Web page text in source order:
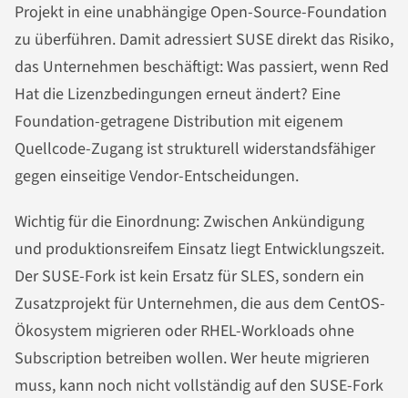
Projekt in eine unabhängige Open-Source-Foundation
zu überführen. Damit adressiert SUSE direkt das Risiko,
das Unternehmen beschäftigt: Was passiert, wenn Red
Hat die Lizenzbedingungen erneut ändert? Eine
Foundation-getragene Distribution mit eigenem
Quellcode-Zugang ist strukturell widerstandsfähiger
gegen einseitige Vendor-Entscheidungen.
Wichtig für die Einordnung: Zwischen Ankündigung
und produktionsreifem Einsatz liegt Entwicklungszeit.
Der SUSE-Fork ist kein Ersatz für SLES, sondern ein
Zusatzprojekt für Unternehmen, die aus dem CentOS-
Ökosystem migrieren oder RHEL-Workloads ohne
Subscription betreiben wollen. Wer heute migrieren
muss, kann noch nicht vollständig auf den SUSE-Fork